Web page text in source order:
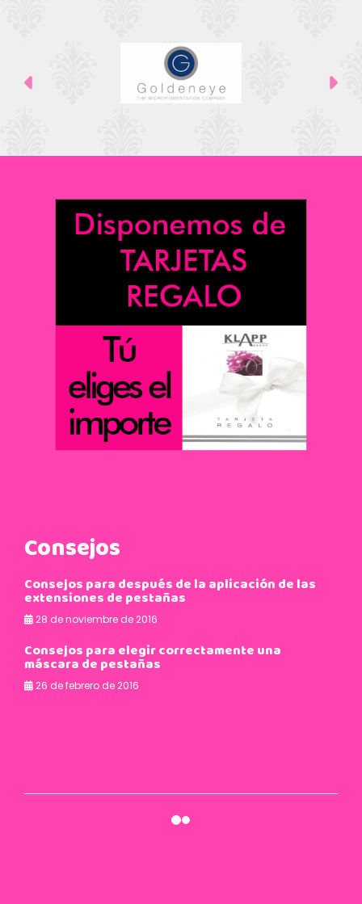
Consejos
Consejos para después de la aplicación de las
extensiones de pestañas
28 de noviembre de 2016
Consejos para elegir correctamente una
máscara de pestañas
26 de febrero de 2016